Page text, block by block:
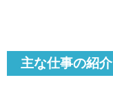
主な仕事の紹介